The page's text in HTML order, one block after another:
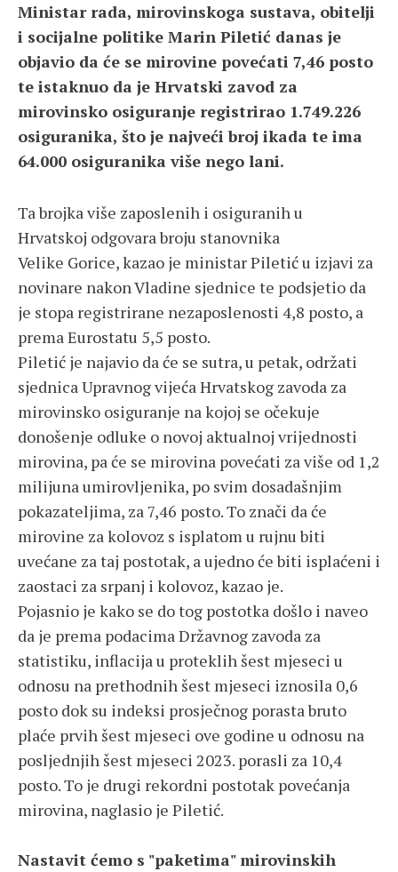
Ministar rada, mirovinskoga sustava, obitelji
i socijalne politike Marin Piletić danas je
objavio da će se mirovine povećati 7,46 posto
te istaknuo da je Hrvatski zavod za
mirovinsko osiguranje registrirao 1.749.226
osiguranika, što je najveći broj ikada te ima
64.000 osiguranika više nego lani.
Ta brojka više zaposlenih i osiguranih u
Hrvatskoj odgovara broju stanovnika
Velike Gorice, kazao je ministar Piletić u izjavi za
novinare nakon Vladine sjednice te podsjetio da
je stopa registrirane nezaposlenosti 4,8 posto, a
prema Eurostatu 5,5 posto.
Piletić je najavio da će se sutra, u petak, održati
sjednica Upravnog vijeća Hrvatskog zavoda za
mirovinsko osiguranje na kojoj se očekuje
donošenje odluke o novoj aktualnoj vrijednosti
mirovina, pa će se mirovina povećati za više od 1,2
milijuna umirovljenika, po svim dosadašnjim
pokazateljima, za 7,46 posto. To znači da će
mirovine za kolovoz s isplatom u rujnu biti
uvećane za taj postotak, a ujedno će biti isplaćeni i
zaostaci za srpanj i kolovoz, kazao je.
Pojasnio je kako se do tog postotka došlo i naveo
da je prema podacima Državnog zavoda za
statistiku, inflacija u proteklih šest mjeseci u
odnosu na prethodnih šest mjeseci iznosila 0,6
posto dok su indeksi prosječnog porasta bruto
plaće prvih šest mjeseci ove godine u odnosu na
posljednjih šest mjeseci 2023. porasli za 10,4
posto. To je drugi rekordni postotak povećanja
mirovina, naglasio je Piletić.
Nastavit ćemo s "paketima" mirovinskih